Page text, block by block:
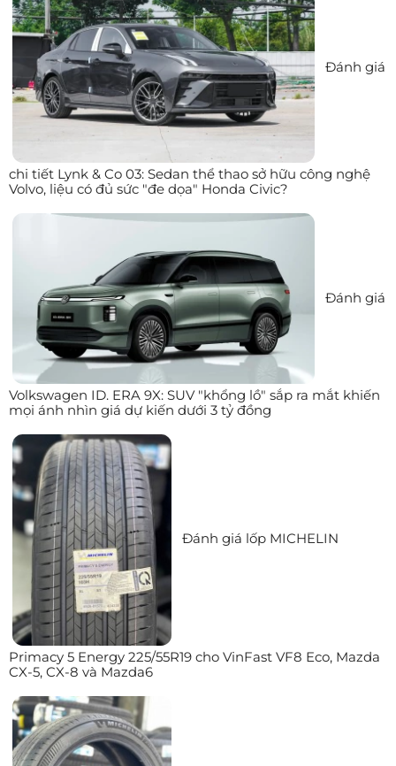
Đánh giá
chi tiết Lynk & Co 03: Sedan thể thao sở hữu công nghệ
Volvo, liệu có đủ sức "đe dọa" Honda Civic?
Đánh giá
Volkswagen ID. ERA 9X: SUV "khổng lồ" sắp ra mắt khiến
mọi ánh nhìn giá dự kiến dưới 3 tỷ đồng
Đánh giá lốp MICHELIN
Primacy 5 Energy 225/55R19 cho VinFast VF8 Eco, Mazda
CX-5, CX-8 và Mazda6